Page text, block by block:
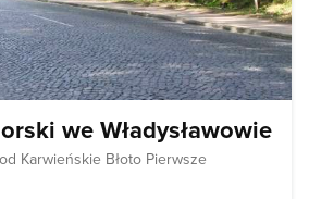
we Władysławowie
Karwieńskie Błoto Pierwsze